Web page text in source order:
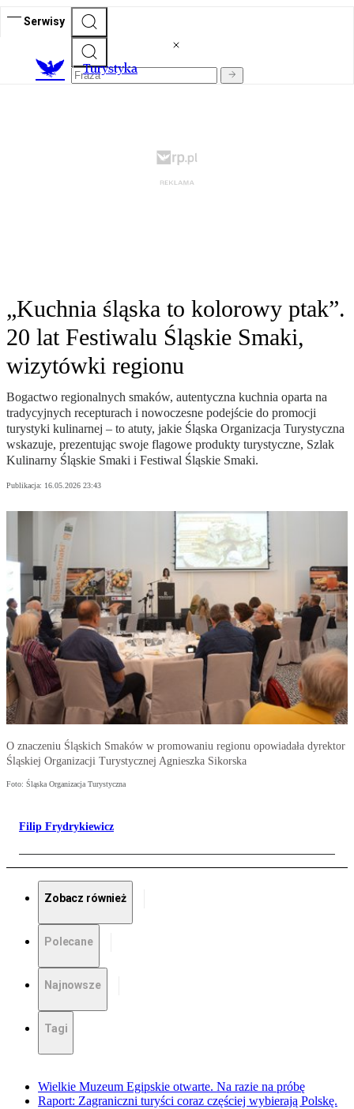
Serwisy
Turystyka
„Kuchnia śląska to kolorowy ptak”.
20 lat Festiwalu Śląskie Smaki,
wizytówki regionu
Bogactwo regionalnych smaków, autentyczna kuchnia oparta na
tradycyjnych recepturach i nowoczesne podejście do promocji
turystyki kulinarnej – to atuty, jakie Śląska Organizacja Turystyczna
wskazuje, prezentując swoje flagowe produkty turystyczne, Szlak
Kulinarny Śląskie Smaki i Festiwal Śląskie Smaki.
Publikacja: 16.05.2026 23:43
O znaczeniu Śląskich Smaków w promowaniu regionu opowiadała dyrektor
Śląskiej Organizacji Turystycznej Agnieszka Sikorska
Foto: Śląska Organizacja Turystyczna
Filip Frydrykiewicz
Zobacz również
Polecane
Najnowsze
Tagi
Wielkie Muzeum Egipskie otwarte. Na razie na próbę
Raport: Zagraniczni turyści coraz częściej wybierają Polskę.